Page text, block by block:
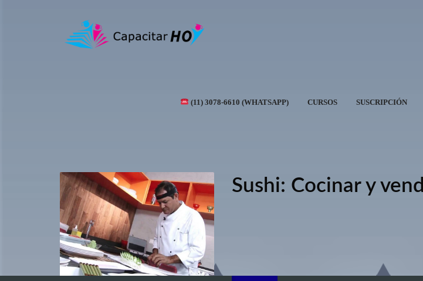
(11) 3078-6610 (WHATSAPP) CURSOS SUSCRIPCIÓN
Sushi: Cocinar y